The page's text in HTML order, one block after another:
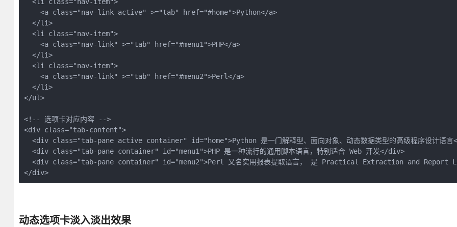
    <a class="nav-link active" >="tab" href="#home">Python</a>
  </li>
  <li class="nav-item">
    <a class="nav-link" >="tab" href="#menu1">PHP</a>
  </li>
  <li class="nav-item">
    <a class="nav-link" >="tab" href="#menu2">Perl</a>
  </li>
</ul>
<!-- 选项卡对应内容 -->
<div class="tab-content">
<div class="tab-pane active container" id="home">Python 是一门解释型、面向对象、动态数据类型的高级程序设计语言
  <div class="tab-pane container" id="menu1">PHP 是一种流行的通用脚本语言，特别适合 Web 开发</div>
<div class="tab-pane container" id="menu2">Perl 又名实用报表提取语言， 是 Practical Extraction and Report
</div>
动态选项卡淡入淡出效果